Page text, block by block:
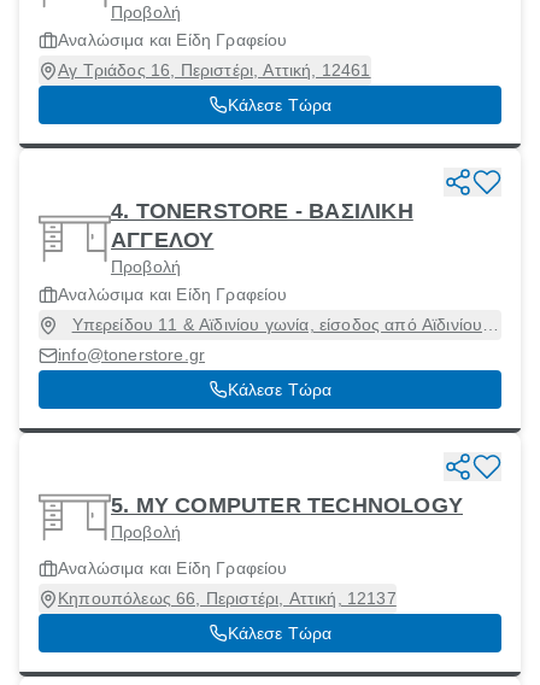
Προβολή
Αναλώσιμα και Είδη Γραφείου
Αγ Τριάδος 16, Περιστέρι, Αττική, 12461
Κάλεσε Τώρα
4. ΤΟΝERSTORE - ΒΑΣΙΛΙΚΗ
ΑΓΓΕΛΟΥ
Προβολή
Αναλώσιμα και Είδη Γραφείου
Υπερείδου 11 & Αϊδινίου γωνία, είσοδος από Αϊδινίου,
Περιστέρι, Αττική, 12132
info@tonerstore.gr
Κάλεσε Τώρα
5. MY COMPUTER TECHNOLOGY
Προβολή
Αναλώσιμα και Είδη Γραφείου
Κηπουπόλεως 66, Περιστέρι, Αττική, 12137
Κάλεσε Τώρα